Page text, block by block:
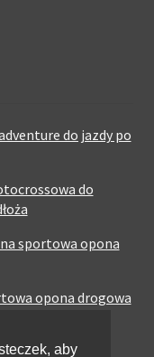
do jazdy po
do
sportowa opona
opona drogowa
aby